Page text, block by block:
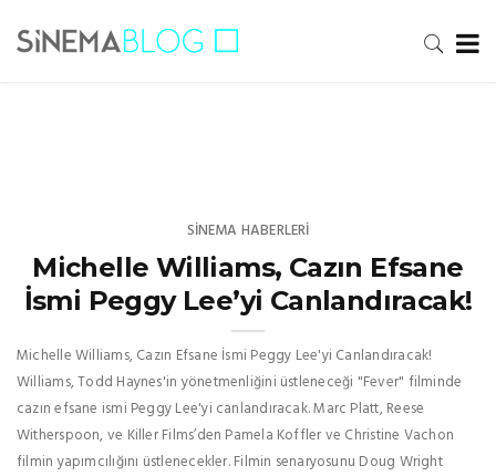
SINEMA HABERLERI
Michelle Williams, Cazın Efsane
İsmi Peggy Lee’yi Canlandıracak!
Michelle Williams, Cazın Efsane İsmi Peggy Lee'yi Canlandıracak!
Williams, Todd Haynes'in yönetmenliğini üstleneceği "Fever" filminde
cazın efsane ismi Peggy Lee'yi canlandıracak. Marc Platt, Reese
Witherspoon, ve Killer Films’den Pamela Koffler ve Christine Vachon
filmin yapımcılığını üstlenecekler. Filmin senaryosunu Doug Wright